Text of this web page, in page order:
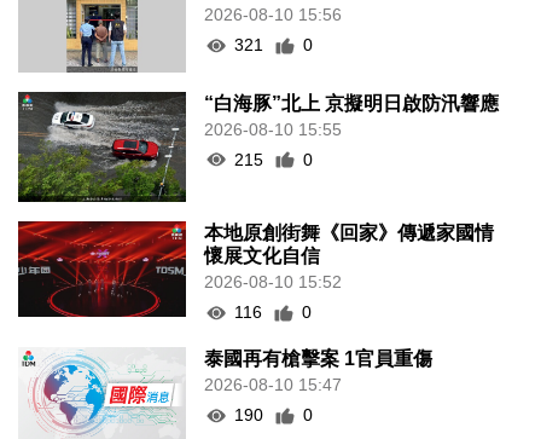
2026-08-10 15:56
321
0
“白海豚”北上 京擬明日啟防汛響應
2026-08-10 15:55
215
0
本地原創街舞《回家》傳遞家國情
懷展文化自信
2026-08-10 15:52
116
0
泰國再有槍擊案 1官員重傷
2026-08-10 15:47
190
0